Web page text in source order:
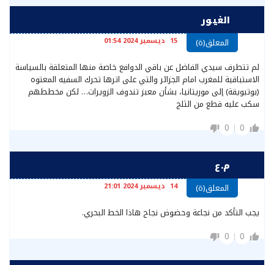
الغيور
المعلق(ة) 15 ديسمبر 2024 01:54
لم تتطرف سيدي الفاضل عن باقي الدوافع خاصة منها المتعلقة بالسياسة
الاستباقية للمغرب امام الجزائر والتي على اترها تحرك السفيه المعتوه
(بوتبويقة) إلى موريتانيا، بشأن معبز تندوف الزويرات… لكن مخططهم
سكب عليه قطع من الثلج
0
0
م.ع
المعلق(ة) 14 ديسمبر 2024 21:01
يجب التأكد من نجاعة وحضوض نجاح هاذا الخط البحري.
0
0